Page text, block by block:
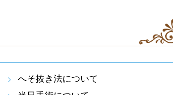
へそ抜き法について